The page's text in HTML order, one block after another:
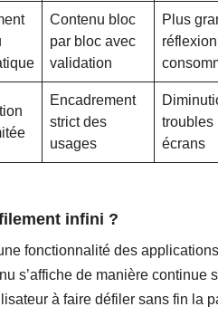
Contenu bloc
par bloc avec
validation
Plus
Encadrement
strict des
usages
troubles
écrans
infini ?
fonctionnalité des applications
s’affiche de manière continue
à faire défiler sans fin la